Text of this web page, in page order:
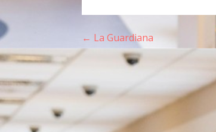
N
v
e
← La Guardiana